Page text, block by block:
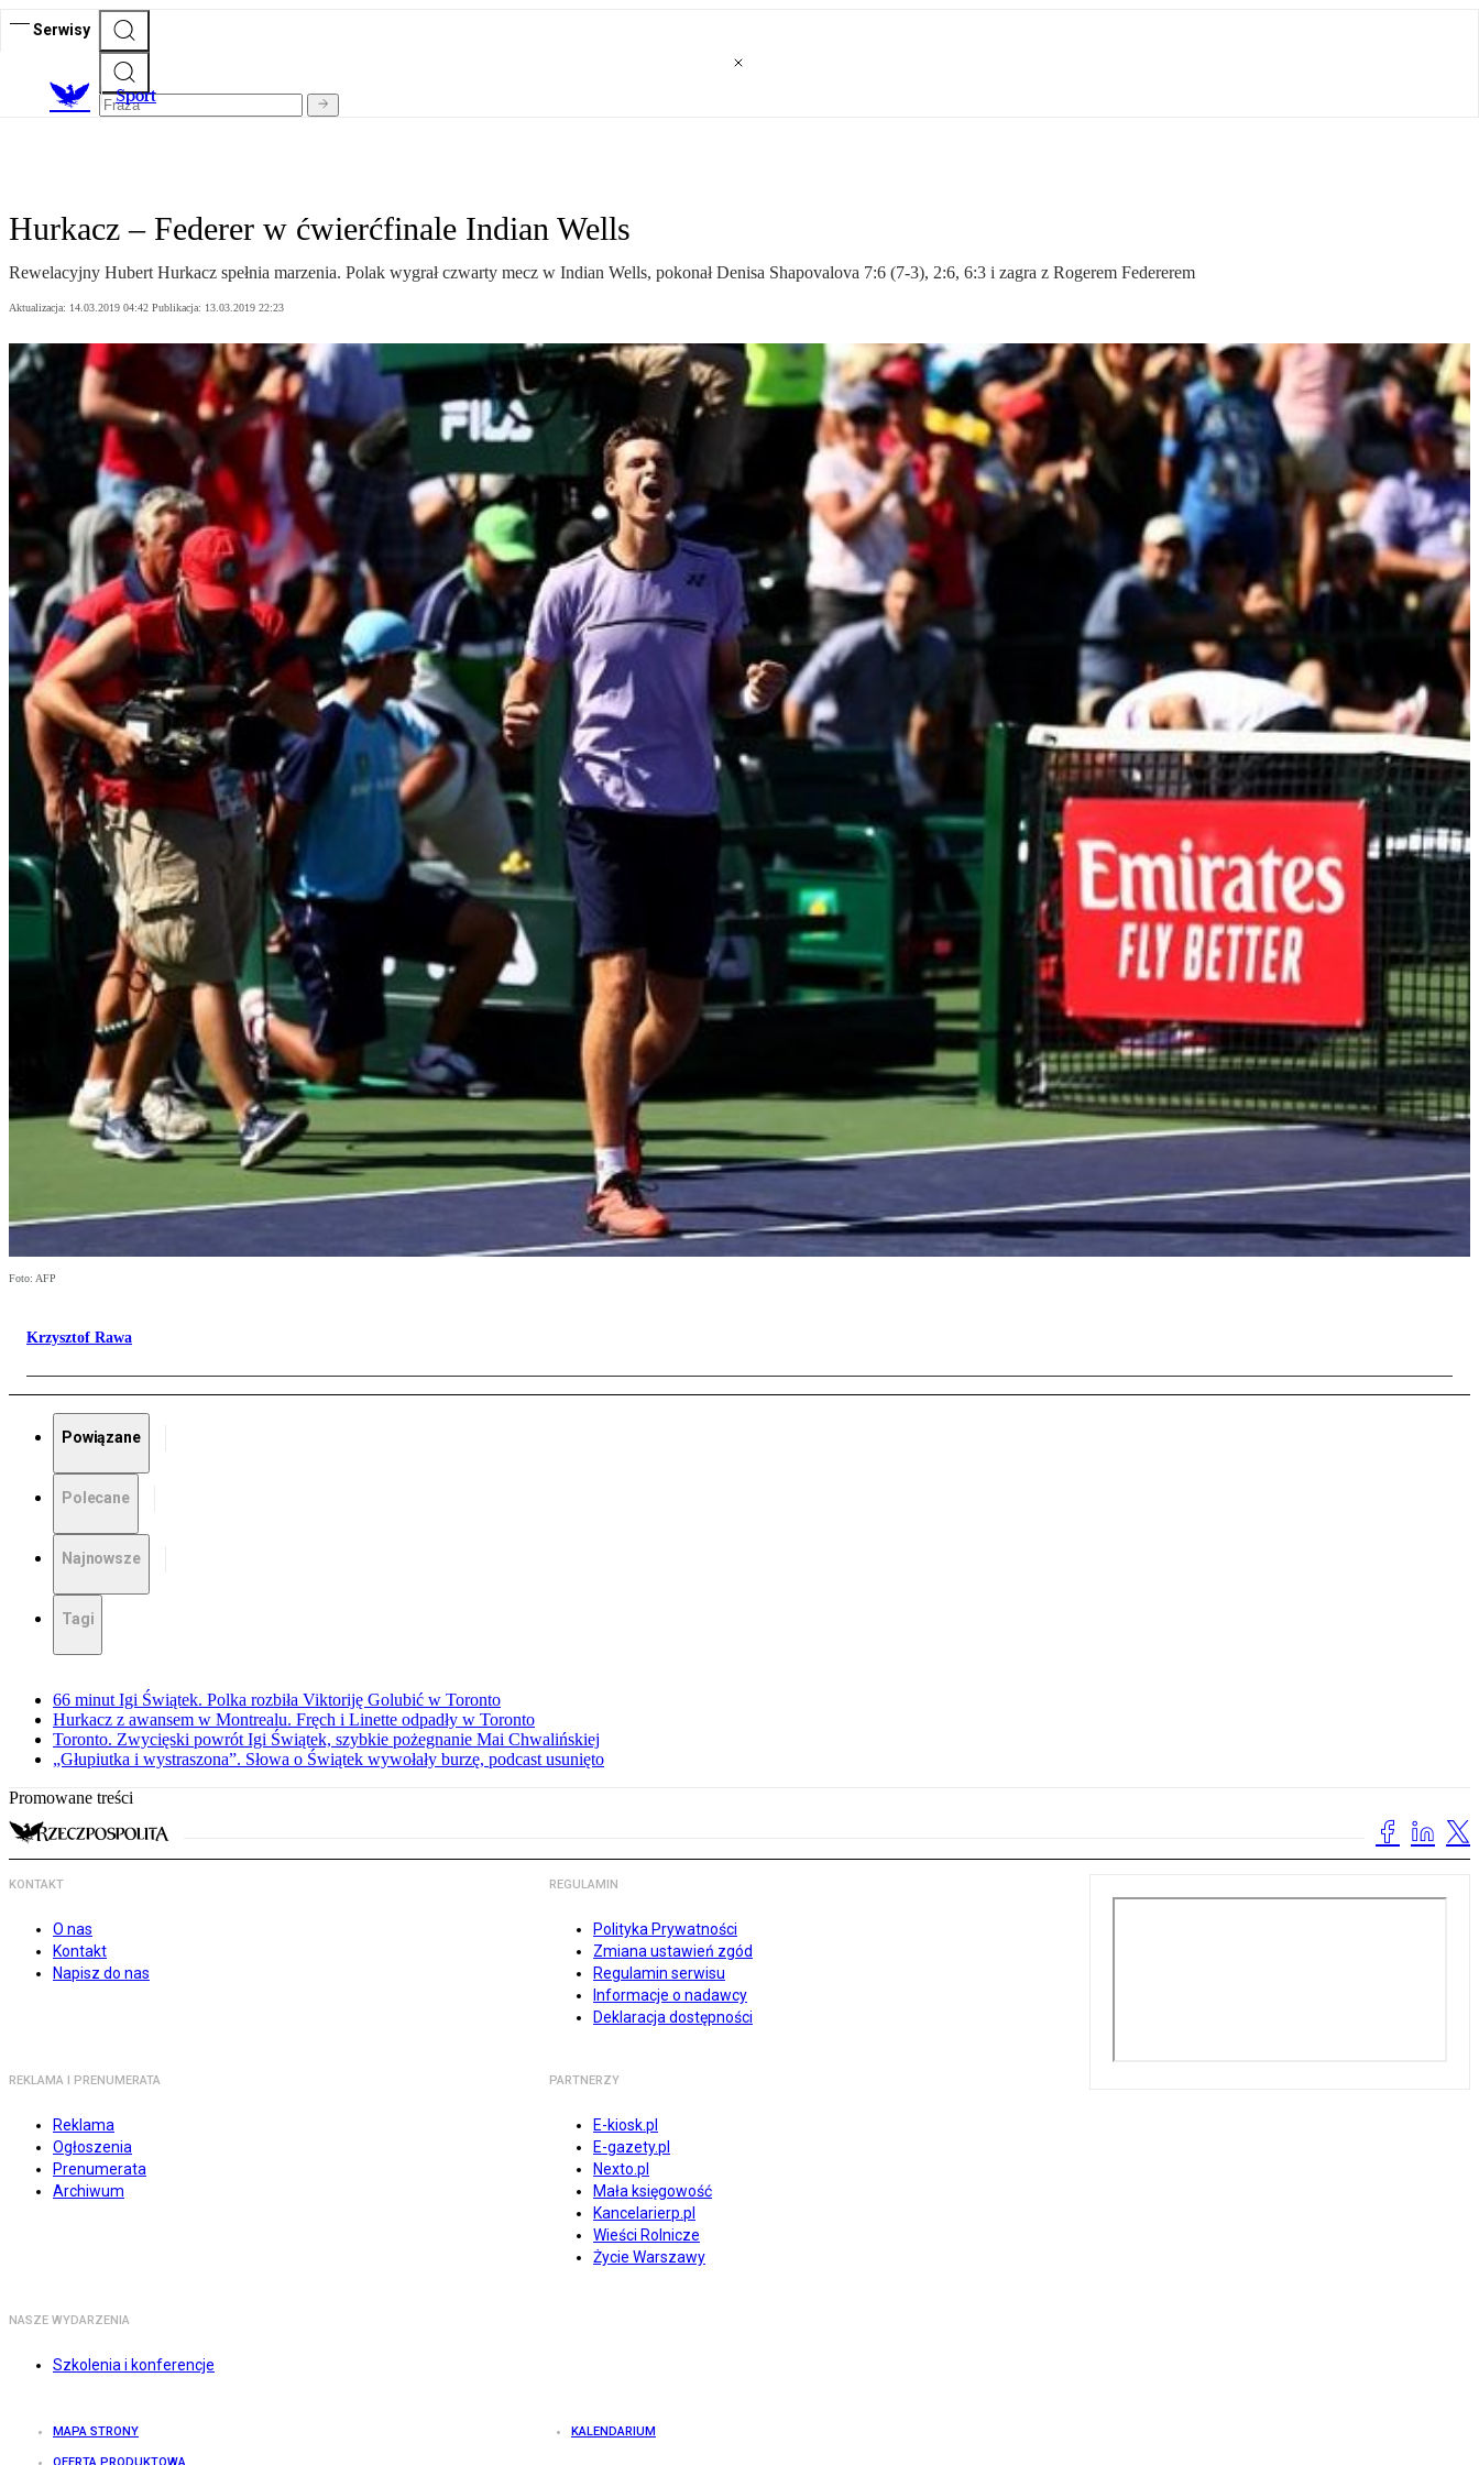
Serwisy
Sport
Hurkacz – Federer w ćwierćfinale Indian Wells
Rewelacyjny Hubert Hurkacz spełnia marzenia. Polak wygrał czwarty mecz w Indian Wells, pokonał Denisa Shapovalova 7:6 (7-3), 2:6, 6:3 i zagra z Rogerem Federerem
Aktualizacja: 14.03.2019 04:42 Publikacja: 13.03.2019 22:23
Foto: AFP
Krzysztof Rawa
Powiązane
Polecane
Najnowsze
Tagi
66 minut Igi Świątek. Polka rozbiła Viktoriję Golubić w Toronto
Hurkacz z awansem w Montrealu. Fręch i Linette odpadły w Toronto
Toronto. Zwycięski powrót Igi Świątek, szybkie pożegnanie Mai Chwalińskiej
„Głupiutka i wystraszona”. Słowa o Świątek wywołały burzę, podcast usunięto
Promowane treści
KONTAKT
O nas
Kontakt
Napisz do nas
REGULAMIN
Polityka Prywatności
Zmiana ustawień zgód
Regulamin serwisu
Informacje o nadawcy
Deklaracja dostępności
REKLAMA I PRENUMERATA
Reklama
Ogłoszenia
Prenumerata
Archiwum
PARTNERZY
E-kiosk.pl
E-gazety.pl
Nexto.pl
Mała księgowość
Kancelarierp.pl
Wieści Rolnicze
Życie Warszawy
NASZE WYDARZENIA
Szkolenia i konferencje
MAPA STRONY KALENDARIUM